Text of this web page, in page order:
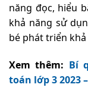
năng đọc, hiểu
khả năng sử
bé phát triển
Xem thêm: Bí
toán lớp 3 2023